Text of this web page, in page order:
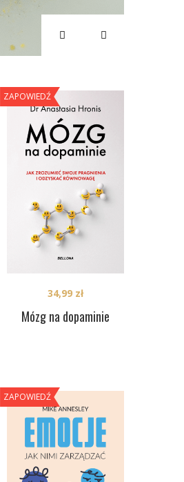
ZAPOWIEDŹ
Mózg na dopaminie
34,99 zł
ZAPOWIEDŹ